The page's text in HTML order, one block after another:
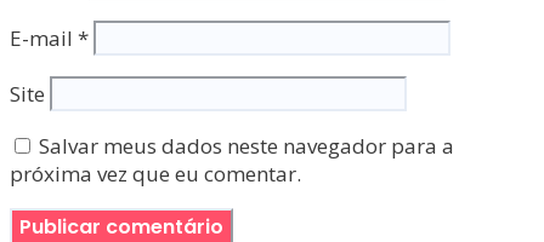
E-mail *
Site
Salvar meus dados neste navegador para a
próxima vez que eu comentar.